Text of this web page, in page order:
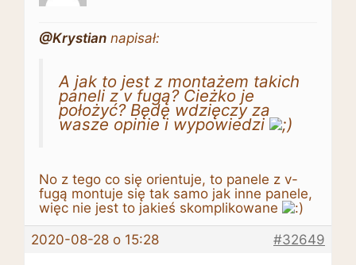
@Krystian napisał:
A jak to jest z montażem takich
paneli z v fugą? Cieżko je
położyć? Będę wdzięczy za
wasze opinie i wypowiedzi
No z tego co się orientuje, to panele z v-
fugą montuje się tak samo jak inne panele,
więc nie jest to jakieś skomplikowane
2020-08-28 o 15:28
#32649